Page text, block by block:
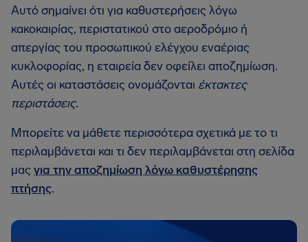
Αυτό σημαίνει ότι για καθυστερήσεις λόγω
κακοκαιρίας, περιστατικού στο αεροδρόμιο ή
απεργίας του προσωπικού ελέγχου εναέριας
κυκλοφορίας, η εταιρεία δεν οφείλει αποζημίωση.
Αυτές οι καταστάσεις ονομάζονται έκτακτες
περιστάσεις.
Μπορείτε να μάθετε περισσότερα σχετικά με το τι
περιλαμβάνεται και τι δεν περιλαμβάνεται στη σελίδα
μαςγια την αποζημίωση λόγω καθυστέρησης
πτήσης.